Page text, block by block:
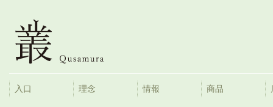
入口 理念 情報 商品